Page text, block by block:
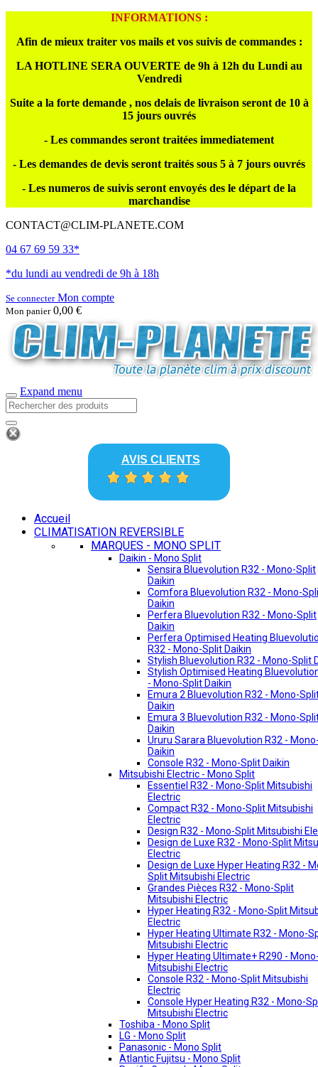
INFORMATIONS :
Afin de mieux traiter vos mails et vos suivis de commandes :
LA HOTLINE SERA OUVERTE de 9h à 12h du Lundi au
Vendredi
Suite a la forte demande , nos delais de livraison seront de 10 à
15 jours ouvrés
- Les commandes seront traitées immediatement
- Les demandes de devis seront traités sous 5 à 7 jours ouvrés
- Les numeros de suivis seront envoyés des le départ de la
marchandise
CONTACT@CLIM-PLANETE.COM
04 67 69 59 33*
*du lundi au vendredi de 9h à 18h
Se connecterMon compte
Mon panier 0,00 €
Expand menu
AVIS CLIENTS
Accueil
CLIMATISATION REVERSIBLE
MARQUES - MONO SPLIT
Daikin - Mono Split
Sensira Bluevolution R32 - Mono-Split
Daikin
Comfora Bluevolution R32 - Mono-
Daikin
Perfera Bluevolution R32 - Mono-Split
Daikin
Perfera Optimised Heating
R32 - Mono-Split Daikin
Stylish Bluevolution R32 - Mono-Split
Stylish Optimised Heating
- Mono-Split Daikin
Emura 2 Bluevolution R32 - Mono-
Daikin
Emura 3 Bluevolution R32 - Mono-
Daikin
Ururu Sarara Bluevolution R32 -
Daikin
Console R32 - Mono-Split Daikin
Mitsubishi Electric - Mono Split
Essentiel R32 - Mono-Split Mitsubishi
Electric
Compact R32 - Mono-Split Mitsubishi
Electric
Design R32 - Mono-Split Mitsubishi
Design de Luxe R32 - Mono-Split
Electric
Design de Luxe Hyper Heating R32 -
Split Mitsubishi Electric
Grandes Pièces R32 - Mono-Split
Mitsubishi Electric
Hyper Heating R32 - Mono-Split
Electric
Hyper Heating Ultimate R32 - Mono-
Mitsubishi Electric
Hyper Heating Ultimate+ R290 -
Mitsubishi Electric
Console R32 - Mono-Split Mitsubishi
Electric
Console Hyper Heating R32 - Mono-
Mitsubishi Electric
Toshiba - Mono Split
LG - Mono Split
Panasonic - Mono Split
Atlantic Fujitsu - Mono Split